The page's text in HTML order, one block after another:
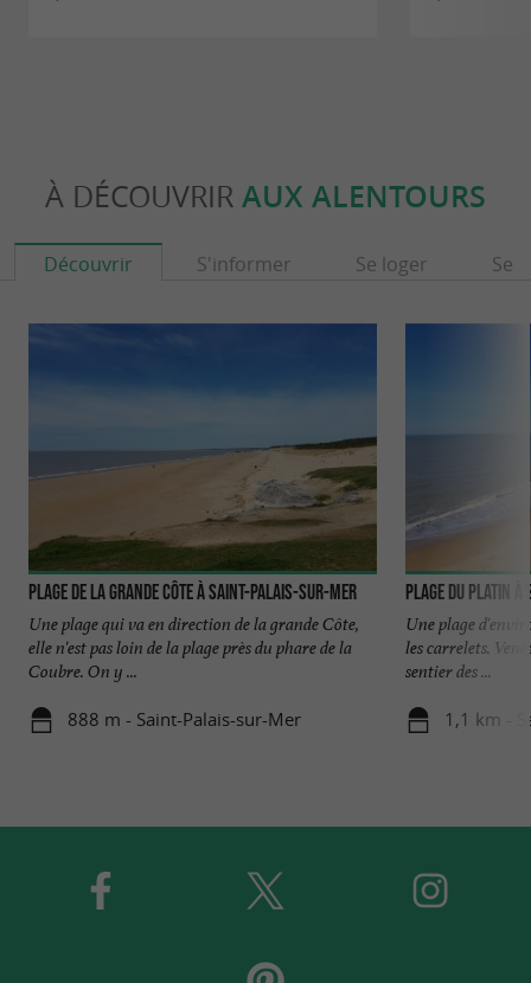
À DÉCOUVRIR AUX ALENTOURS
Découvrir S'informer Se loger Se
Plage de la Grande Côte à Saint-Palais-sur-Mer
Une plage qui va en direction de la grande Côte,
elle n'est pas loin de la plage près du phare de la
Coubre. On y ...
888 m - Saint-Palais-sur-Mer
Plage du Platin
Une plage
les carrelets.
sentier des ...
1,1 km -